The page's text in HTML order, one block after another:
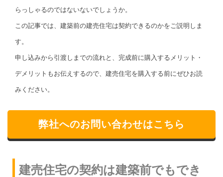
らっしゃるのではないないでしょうか。
この記事では、建築前の建売住宅は契約できるのかをご説明しま
す。
申し込みから引渡しまでの流れと、完成前に購入するメリット・
デメリットもお伝えするので、建売住宅を購入する前にぜひお読
みください。
弊社へのお問い合わせはこちら
建売住宅の契約は建築前でもでき